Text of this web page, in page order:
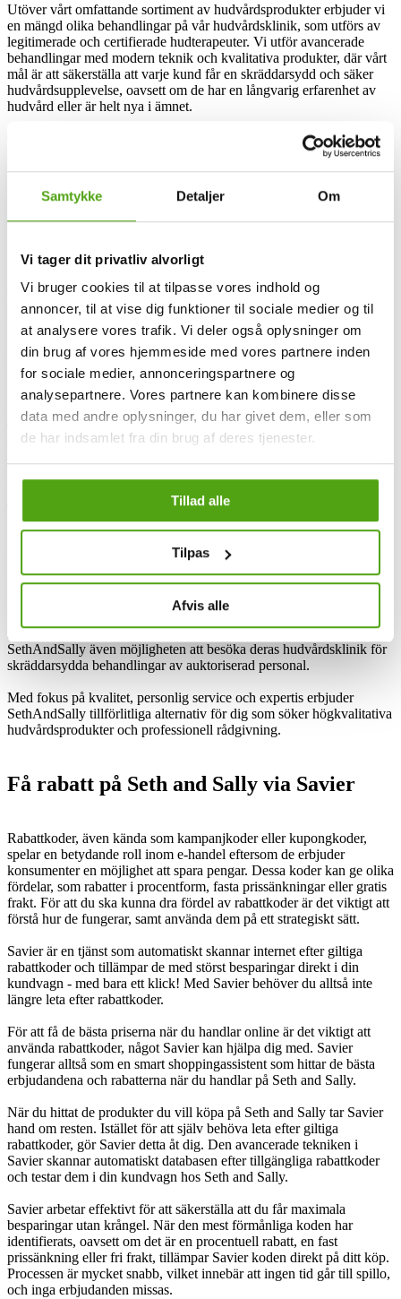
Samtykke Detaljer Om
Vi tager dit privatliv alvorligt
Vi bruger cookies til at tilpasse vores indhold og
annoncer, til at vise dig funktioner til sociale medier og til
at analysere vores trafik. Vi deler også oplysninger om
din brug af vores hjemmeside med vores partnere inden
for sociale medier, annonceringspartnere og
analysepartnere. Vores partnere kan kombinere disse
data med andre oplysninger, du har givet dem, eller som
de har indsamlet fra din brug af deres tjenester.
Tillad alle
Tilpas
Afvis alle
Utöver vårt omfattande sortiment av hudvårdsprodukter erbjuder vi
en mängd olika behandlingar på vår hudvårdsklinik, som utförs av
legitimerade och certifierade hudterapeuter. Vi utför avancerade
behandlingar med modern teknik och kvalitativa produkter, där vårt
mål är att säkerställa att varje kund får en skräddarsydd och säker
hudvårdsupplevelse, oavsett om de har en långvarig erfarenhet av
hudvård eller är helt nya i ämnet.
Genom vårt fokus på kvalitet, säkerhet och personlig service, strävar
SethAndSally efter att vara den främsta hudvårdsdestinationen i
Sverige såväl online som offline.
Seth and Sally och rabattkoder
brett sortiment av hudvårdsprodukter till attraktiva priser. Genom
samarbeten med licensierade, auktoriserade distributörer för den
nordiska marknaden, garanterar SethandSally högkvalitativa
produkter samt personlig rådgivning av utbildade hudterapeuter.
Kunder hos SethandSally kan förvänta sig att få anpassade
produktprover kopplade till sina köp för en mer personlig
upplevelse. Dessutom erbjuder företaget snabba leveranser och har
en hög kundnöjdhet, vilket återspeglas i deras betyg på
omdömessidan Trustpilot där de har 4,9 av 5, baserat på över 4250
dessutom kostnadsfria hudkonsultationer online, där kunder kan få
personliga rekommendationer baserade på en digital hudanalys.
Deras engagerade hudspecialister står alltid redo att vägleda kunder
till rätt produkter för deras specifika behov och önskemål.
För en mer interaktiv upplevelse och mer hudvårdstips kan kunder
följa SethAndSally på Instagram där de regelbundet delar i
material. För dem som föredrar en fysisk upplevelse erbjuder
SethAndSally även möjligheten att besöka deras hudvårdsklinik för
skräddarsydda behandlingar av auktoriserad personal.
Med fokus på kvalitet, personlig service och expertis erbjuder
SethAndSally tillförlitliga alternativ för dig som söker högkvalitativa
hudvårdsprodukter och professionell rådgivning.
Få rabatt på Seth and Sally via Savier
Rabattkoder, även kända som kampanjkoder eller kupongkoder,
spelar en betydande roll inom e-handel eftersom de erbjuder
konsumenter en möjlighet att spara pengar. Dessa koder kan ge olika
fördelar, som rabatter i procentform, fasta prissänkningar eller gratis
frakt. För att du ska kunna dra fördel av rabattkoder är det viktigt att
förstå hur de fungerar, samt använda dem på ett strategiskt sätt.
Savier är en tjänst som automatiskt skannar internet efter giltiga
rabattkoder och tillämpar de med störst besparingar direkt i din
kundvagn - med bara ett klick! Med Savier behöver du alltså inte
längre leta efter rabattkoder.
För att få de bästa priserna när du handlar online är det viktigt att
använda rabattkoder, något Savier kan hjälpa dig med. Savier
fungerar alltså som en smart shoppingassistent som hittar de bästa
erbjudandena och rabatterna när du handlar på Seth and Sally.
När du hittat de produkter du vill köpa på Seth and Sally tar Savier
hand om resten. Istället för att själv behöva leta efter giltiga
rabattkoder, gör Savier detta åt dig. Den avancerade tekniken i
Savier skannar automatiskt databasen efter tillgängliga rabattkoder
och testar dem i din kundvagn hos Seth and Sally.
Savier arbetar effektivt för att säkerställa att du får maximala
besparingar utan krångel. När den mest förmånliga koden har
identifierats, oavsett om det är en procentuell rabatt, en fast
prissänkning eller fri frakt, tillämpar Savier koden direkt på ditt köp.
Processen är mycket snabb, vilket innebär att ingen tid går till spillo,
och inga erbjudanden missas.